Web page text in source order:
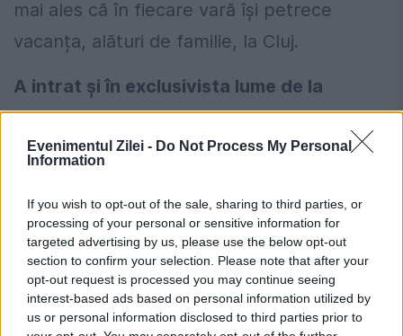
Evenimentul Zilei - Do Not Process My Personal
Information
If you wish to opt-out of the sale, sharing to third parties, or
processing of your personal or sensitive information for
targeted advertising by us, please use the below opt-out
section to confirm your selection. Please note that after your
opt-out request is processed you may continue seeing
interest-based ads based on personal information utilized by
us or personal information disclosed to third parties prior to
mai ales că în fiecare vară își petrece
vacanța, alături de familie, la Cluj.
A intrat și în exclusivista lume de la
Hollywood
În 1998, Ghiță Mureșan era un personaj cu
mare notorietate în SUA și i s-a ivit șansa
de a fi actorul principal al unui film. În 1998,
celebrul actor Billy Crystal l-a sunat pe
baschetbalistul român, iar cei doi s-au
întâlnit și au discutat despre scenariul unui